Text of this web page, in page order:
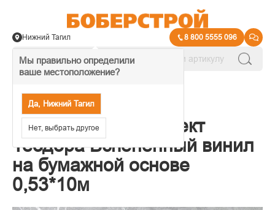
Мы правильно определили
ваше местоположение?
Да, Нижний Тагил
Нет, выбрать другое
Нижний Тагил 8 800 5555 096
10143-44 Обои Аспект
Теодора Вспененный винил
на бумажной основе
0,53*10м